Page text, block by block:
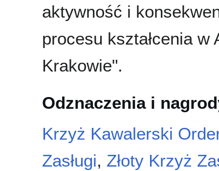
aktywność i
procesu kształcenia
Krakowie".
Odznaczenia i
Krzyż Kawalerski
Zasługi, Złoty Krzyż